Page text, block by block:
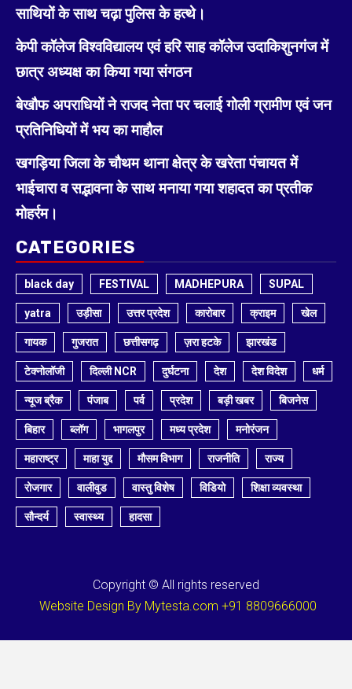
साथियों के साथ चढ़ा पुलिस के हत्थे।
केपी कॉलेज विश्वविद्यालय एवं हरि साह कॉलेज उदाकिशुनगंज में
छात्र अध्यक्ष का किया गया संगठन
बेखौफ अपराधियों ने राजद नेता पर चलाई गोली ग्रामीण एवं जन
प्रतिनिधियों में भय का माहौल
खगड़िया जिला के चौथम थाना क्षेत्र के खरेता पंचायत में
भाईचारा व सद्भावना के साथ मनाया गया शहादत का प्रतीक
मोहर्रम।
CATEGORIES
black day FESTIVAL MADHEPURA SUPAL
yatra उड़ीसा उत्तर प्रदेश कारोबार क्राइम खेल
गायक गुजरात छत्तीसगढ़ ज़रा हटके झारखंड
टेक्नोलॉजी दिल्ली NCR दुर्घटना देश देश विदेश धर्म
न्यूज ब्रैक पंजाब पर्व प्रदेश बड़ी खबर बिजनेस
बिहार ब्लॉग भागलपुर मध्य प्रदेश मनोरंजन
महाराष्ट्र माहा युद्द मौसम विभाग राजनीति राज्य
रोजगार वालीवुड वास्तु विशेष विडियो शिक्षा व्यवस्था
सौन्दर्य स्वास्थ्य हादसा
Copyright © All rights reserved
Website Design By Mytesta.com +91 8809666000